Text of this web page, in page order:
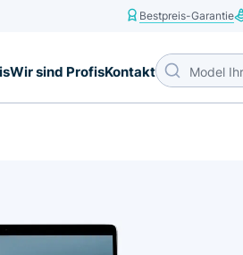
Bestpreis-Garantie
Wir sind ProfisKontakt